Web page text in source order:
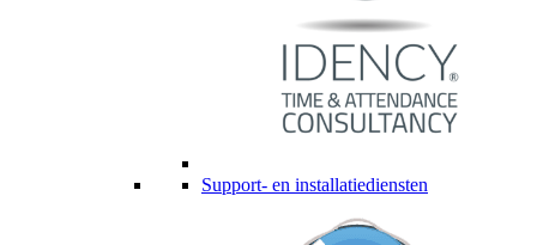
Support- en installatiediensten